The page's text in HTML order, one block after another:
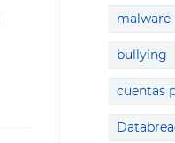
malware
bullying
cuentas